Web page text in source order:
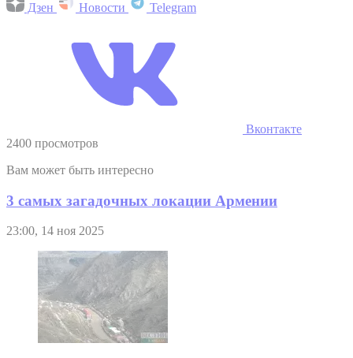
Дзен Новости Telegram
Вконтакте
2400 просмотров
Вам может быть интересно
3 самых загадочных локации Армении
23:00, 14 ноя 2025